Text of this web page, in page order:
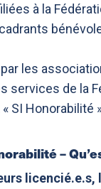
à la
les
services de la
SI
–